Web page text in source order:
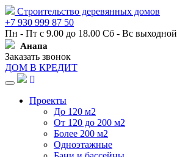
Строительство деревянных домов
+7 930 999 87 50
Пн - Пт с 9.00 до 18.00 Сб - Вс выходной
Анапа
Заказать звонок
ДОМ В КРЕДИТ
Навигация
Проекты
До 120 м2
От 120 до 200 м2
Более 200 м2
Одноэтажные